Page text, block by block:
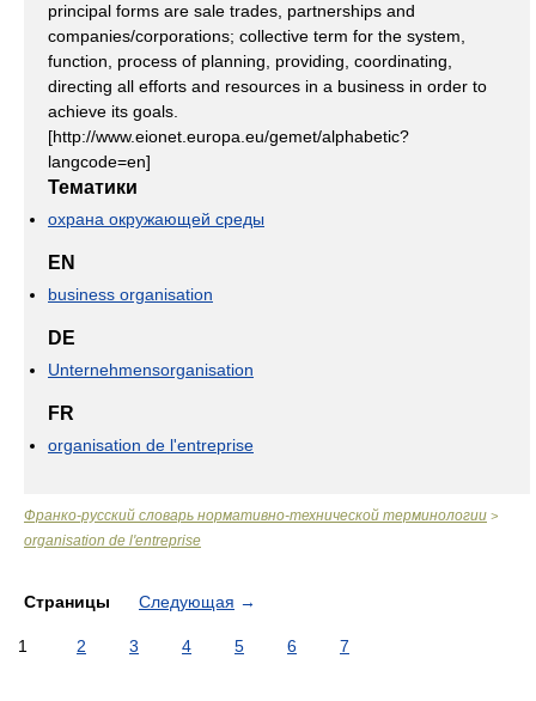
principal forms are sale trades, partnerships and
companies/corporations; collective term for the system,
function, process of planning, providing, coordinating,
directing all efforts and resources in a business in order to
achieve its goals.
[http://www.eionet.europa.eu/gemet/alphabetic?
langcode=en]
Тематики
охрана окружающей среды
EN
business organisation
DE
Unternehmensorganisation
FR
organisation de l'entreprise
Франко-русский словарь нормативно-технической терминологии >
organisation de l'entreprise
Страницы Следующая →
1 2 3 4 5 6 7